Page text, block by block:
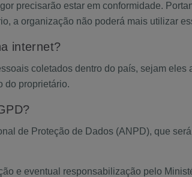
precisarão estar em conformidade.
a organização não poderá mais utilizar
internet?
coletados dentro do país, sejam eles
do proprietário.
de Proteção de Dados (ANPD), que
e eventual responsabilização pelo